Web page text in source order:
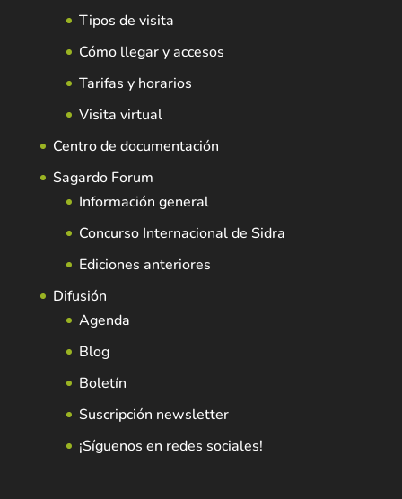
Tipos de visita
Cómo llegar y accesos
Tarifas y horarios
Visita virtual
Centro de documentación
Sagardo Forum
Información general
Concurso Internacional de Sidra
Ediciones anteriores
Difusión
Agenda
Blog
Boletín
Suscripción newsletter
¡Síguenos en redes sociales!